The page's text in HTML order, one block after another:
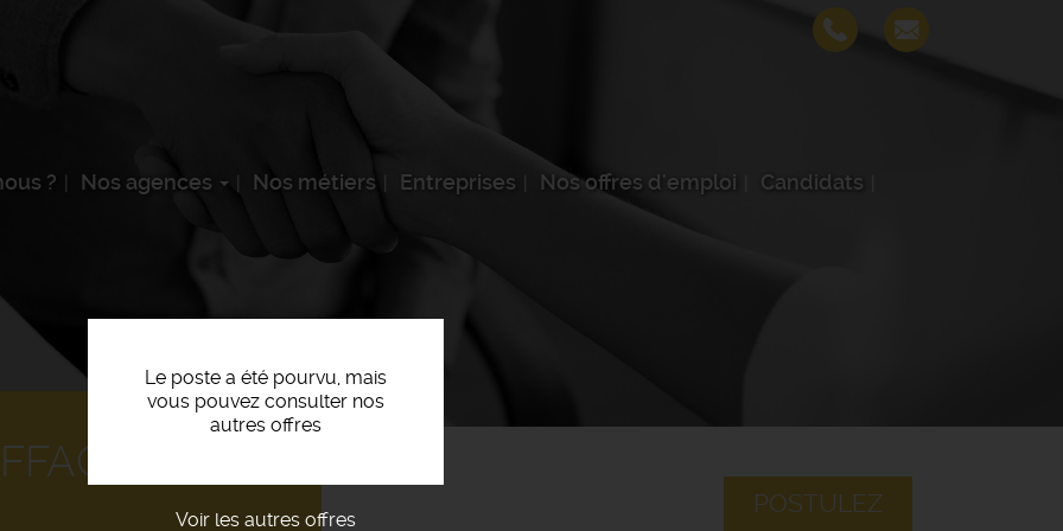
? Nos agences Nos métiers Entreprises Nos offres d'emploi Candidats
Le poste a été pourvu, mais
vous pouvez consulter nos
autres offres
Voir les autres offres
POSTULEZ
F/H